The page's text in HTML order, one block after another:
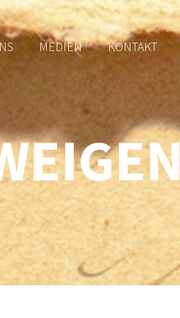
MEDIEN KONTAKT